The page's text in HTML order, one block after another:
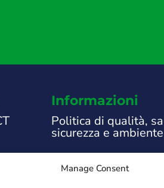
Manage Consent
Informazioni
Politica di qualità,
sicurezza e ambiente